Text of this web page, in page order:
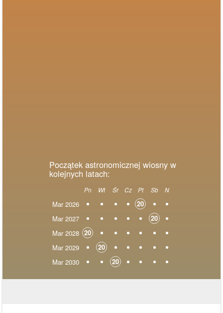
Początek astronomicznej wiosny w
kolejnych latach:
Pn Wt Śr Cz Pt Sb N
Mar 2026
20
Mar 2027
20
Mar 2028 20
Mar 2029
20
Mar 2030
20